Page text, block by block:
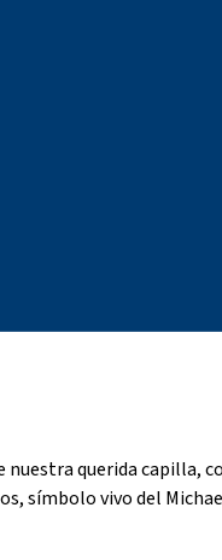
querida capilla,
símbolo vivo del